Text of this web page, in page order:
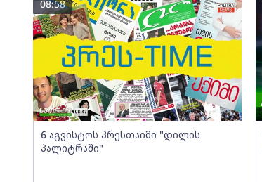
6 აგვისტოს პრესთაიმი "დილის
პალიტრაში"
08:58